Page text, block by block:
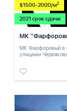
$1500-2000/м2
2021 срок сдачи
МК
МК Фарфоровый в
улицами